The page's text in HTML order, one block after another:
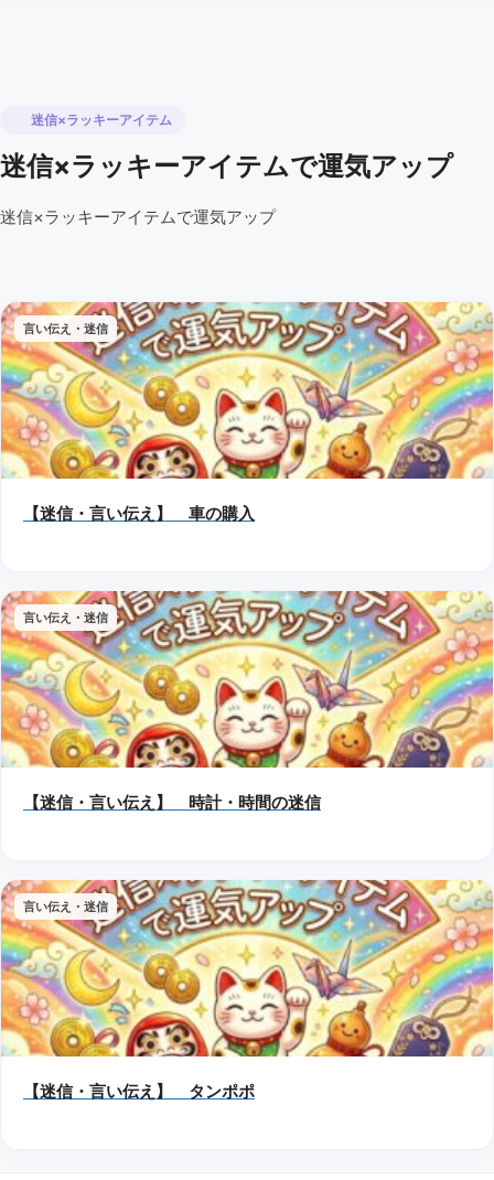
迷信×ラッキーアイテム
迷信×ラッキーアイテムで運気アップ
迷信×ラッキーアイテムで運気アップ
言い伝え・迷信
【迷信・言い伝え】 車の購入
言い伝え・迷信
【迷信・言い伝え】 時計・時間の迷信
言い伝え・迷信
【迷信・言い伝え】 タンポポ